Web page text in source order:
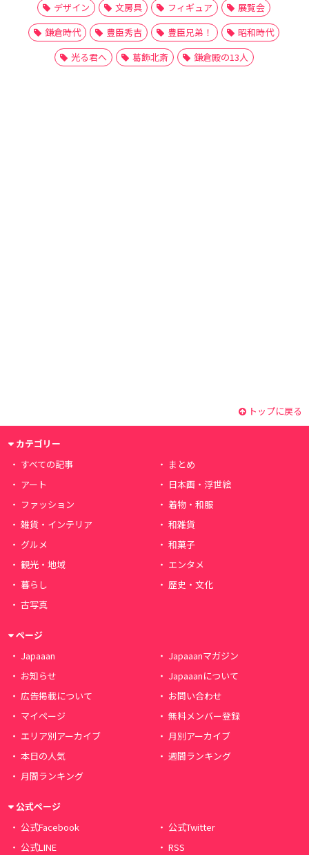
デザイン
文房具 フィギュア
展覧会
鎌倉時代
豊臣秀吉 豊臣兄弟！
昭和時代
光る君へ
葛飾北斎 鎌倉殿の13人
トップに戻る
カテゴリー
すべての記事
まとめ
アート
日本画・浮世絵
ファッション
着物・和服
雑貨・インテリア
和雑貨
グルメ
和菓子
観光・地域
エンタメ
暮らし
歴史・文化
古写真
ページ
Japaaan
Japaaanマガジン
お知らせ
Japaaanについて
広告掲載について
お問い合わせ
マイページ
無料メンバー登録
エリア別アーカイブ
月別アーカイブ
本日の人気
週間ランキング
月間ランキング
公式ページ
公式Facebook
公式Twitter
公式LINE
RSS